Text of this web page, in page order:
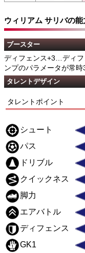
ウィリアム サリバの能
ブースター
ディフェンス+3…ディフ
ンプのパラメータが常
タレントデザイン
タレントポイント
シュート
パス
ドリブル
クイックネス
脚力
エアバトル
ディフェンス
GK1